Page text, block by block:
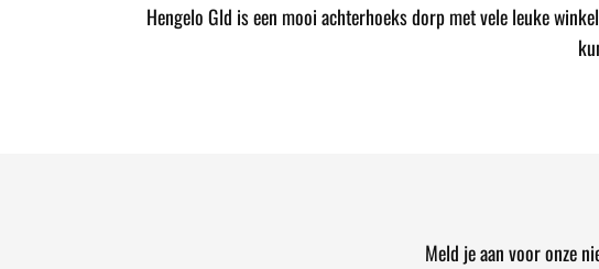
Hengelo Gld is een mooi achterhoeks dorp met vele leuke
Meld je aan voor onze